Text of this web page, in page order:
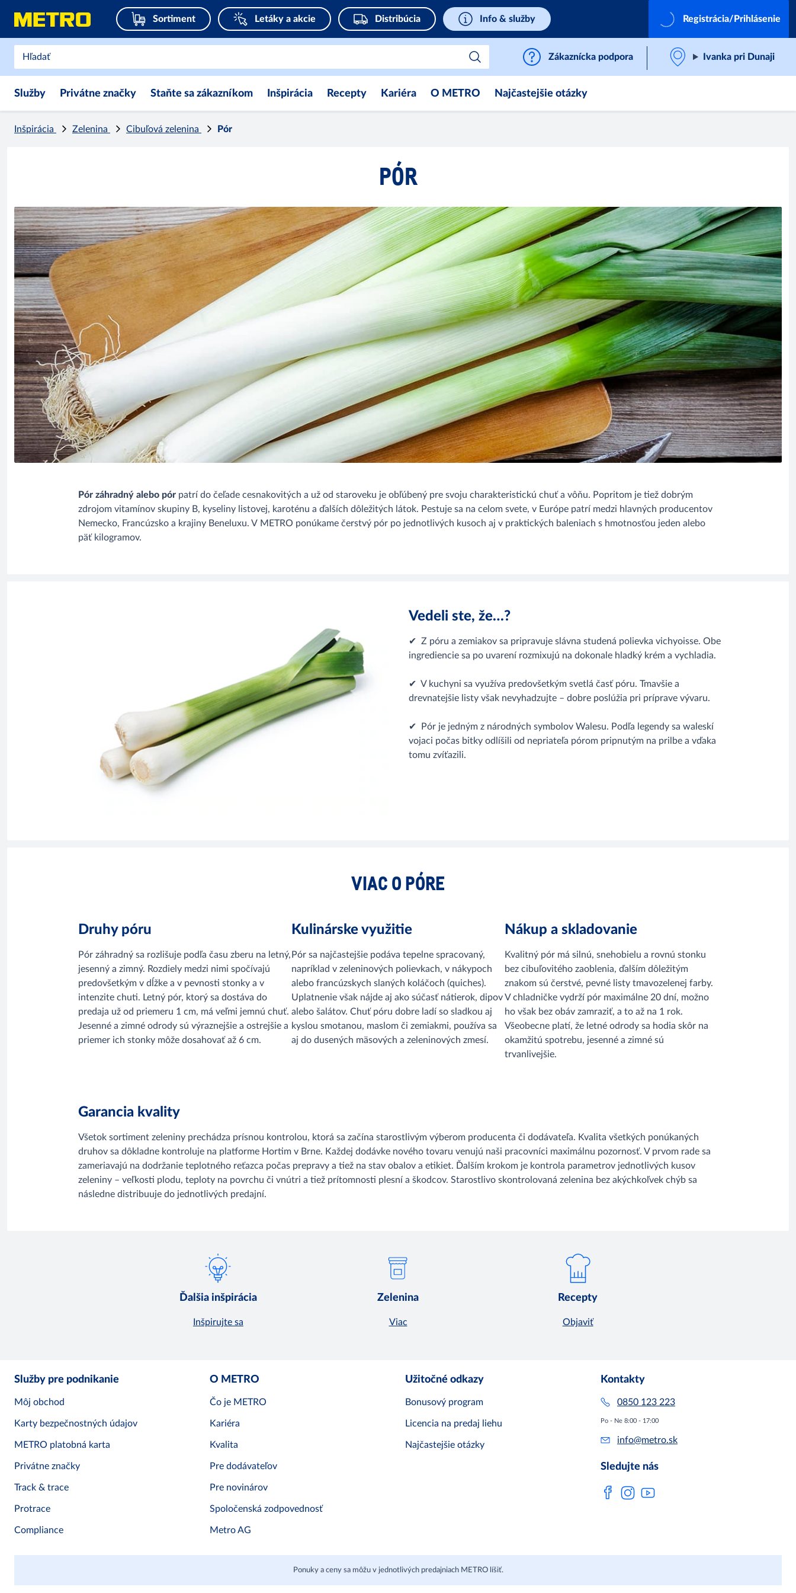
Sortiment Letáky a akcie Distribúcia Info & služby Registrácia/Prihlásenie
Zákaznícka podpora Ivanka pri Dunaji
Služby Privátne značky Staňte sa zákazníkom Inšpirácia Recepty Kariéra O METRO Najčastejšie otázky
Inšpirácia Zelenina Cibuľová zelenina Pór
PÓR
Pór záhradný alebo pór patrí do čeľade cesnakovitých a už od staroveku je obľúbený pre svoju charakteristickú chuť a vôňu. Popritom je tiež dobrým
zdrojom vitamínov skupiny B, kyseliny listovej, karoténu a ďalších dôležitých látok. Pestuje sa na celom svete, v Európe patrí medzi hlavných producentov
Nemecko, Francúzsko a krajiny Beneluxu. V METRO ponúkame čerstvý pór po jednotlivých kusoch aj v praktických baleniach s hmotnosťou jeden alebo
päť kilogramov.
Vedeli ste, že…?
✔ Z póru a zemiakov sa pripravuje slávna studená polievka vichyoisse. Obe
ingrediencie sa po uvarení rozmixujú na dokonale hladký krém a vychladia.
✔ V kuchyni sa využíva predovšetkým svetlá časť póru. Tmavšie a
drevnatejšie listy však nevyhadzujte – dobre poslúžia pri príprave vývaru.
✔ Pór je jedným z národných symbolov Walesu. Podľa legendy sa waleskí
vojaci počas bitky odlíšili od nepriateľa pórom pripnutým na prilbe a vďaka
tomu zvíťazili.
VIAC O PÓRE
Druhy póru
Pór záhradný sa rozlišuje podľa času zberu na letný,
jesenný a zimný. Rozdiely medzi nimi spočívajú
predovšetkým v dĺžke a v pevnosti stonky a v
intenzite chuti. Letný pór, ktorý sa dostáva do
predaja už od priemeru 1 cm, má veľmi jemnú chuť.
Jesenné a zimné odrody sú výraznejšie a ostrejšie a
priemer ich stonky môže dosahovať až 6 cm.
Kulinárske využitie
Pór sa najčastejšie podáva tepelne spracovaný,
napríklad v zeleninových polievkach, v nákypoch
alebo francúzskych slaných koláčoch (quiches).
Uplatnenie však nájde aj ako súčasť nátierok, dipov
alebo šalátov. Chuť póru dobre ladí so sladkou aj
kyslou smotanou, maslom či zemiakmi, používa sa
aj do dusených mäsových a zeleninových zmesí.
Nákup a skladovanie
Kvalitný pór má silnú, snehobielu a rovnú stonku
bez cibuľovitého zaoblenia, ďalším dôležitým
znakom sú čerstvé, pevné listy tmavozelenej farby.
V chladničke vydrží pór maximálne 20 dní, možno
ho však bez obáv zamraziť, a to až na 1 rok.
Všeobecne platí, že letné odrody sa hodia skôr na
okamžitú spotrebu, jesenné a zimné sú
trvanlivejšie.
Garancia kvality
Všetok sortiment zeleniny prechádza prísnou kontrolou, ktorá sa začína starostlivým výberom producenta či dodávateľa. Kvalita všetkých ponúkaných
druhov sa dôkladne kontroluje na platforme Hortim v Brne. Každej dodávke nového tovaru venujú naši pracovníci maximálnu pozornosť. V prvom rade sa
zameriavajú na dodržanie teplotného reťazca počas prepravy a tiež na stav obalov a etikiet. Ďalším krokom je kontrola parametrov jednotlivých kusov
zeleniny – veľkosti plodu, teploty na povrchu či vnútri a tiež prítomnosti plesní a škodcov. Starostlivo skontrolovaná zelenina bez akýchkoľvek chýb sa
následne distribuuje do jednotlivých predajní.
Ďalšia inšpirácia
Inšpirujte sa
Zelenina
Viac
Recepty
Objaviť
Služby pre podnikanie
Môj obchod
Karty bezpečnostných údajov
METRO platobná karta
Privátne značky
Track & trace
Protrace
Compliance
O METRO
Čo je METRO
Kariéra
Kvalita
Pre dodávateľov
Pre novinárov
Spoločenská zodpovednosť
Metro AG
Užitočné odkazy
Bonusový program
Licencia na predaj liehu
Najčastejšie otázky
Kontakty
0850 123 223
Po - Ne 8:00 - 17:00
info@metro.sk
Sledujte nás
Ponuky a ceny sa môžu v jednotlivých predajniach METRO líšiť.